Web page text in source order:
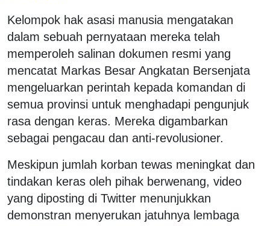
Kelompok hak asasi manusia mengatakan
dalam sebuah pernyataan mereka telah
memperoleh salinan dokumen resmi yang
mencatat Markas Besar Angkatan Bersenjata
mengeluarkan perintah kepada komandan di
semua provinsi untuk menghadapi pengunjuk
rasa dengan keras. Mereka digambarkan
sebagai pengacau dan anti-revolusioner.
Meskipun jumlah korban tewas meningkat dan
tindakan keras oleh pihak berwenang, video
yang diposting di Twitter menunjukkan
demonstran menyerukan jatuhnya lembaga